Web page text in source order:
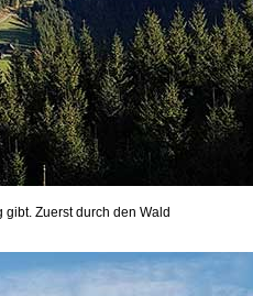
Zuerst durch den Wald